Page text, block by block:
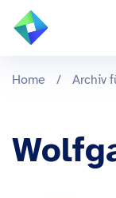
ÜBER UNS
BRANCHEN
Home / Archiv